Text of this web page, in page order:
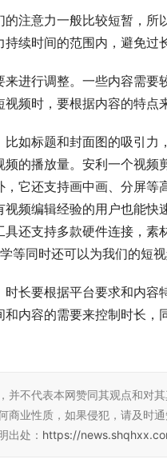
注意力一般比较短暂，所
续时间的范围内，避免过
进行调整。一些内容需要
频时，要根据内容的特点
如标题和封面图的吸引力
的播放量。安利一个视频
它还支持画中画、分屏等
频编辑经验的用户也能快
还支持多款硬件连接，素
同时还可以为我们的短视
长要根据平台要求和内容
内容的需要来控制时长，
不代表本网赞同其观点和对
业性质，如果侵犯，请及时
出处： https://